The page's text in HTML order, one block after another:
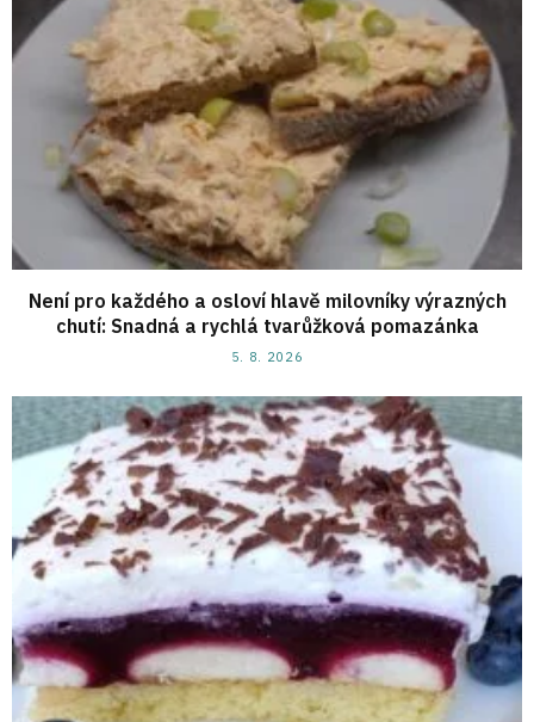
Není pro každého a osloví hlavě milovníky výrazných
chutí: Snadná a rychlá tvarůžková pomazánka
5. 8. 2026